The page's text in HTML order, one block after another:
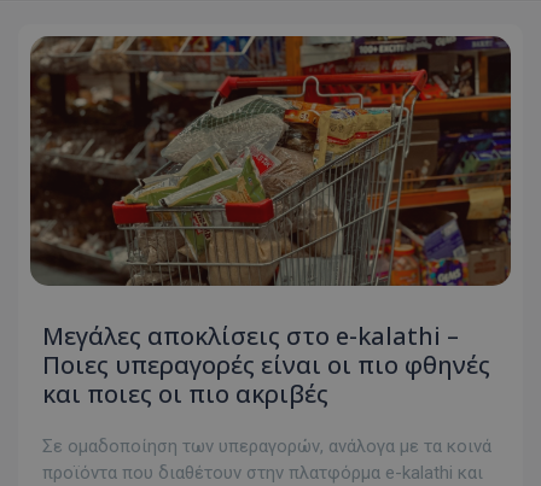
Μεγάλες αποκλίσεις στο e-kalathi –
Ποιες υπεραγορές είναι οι πιο φθηνές
και ποιες οι πιο ακριβές
Σε ομαδοποίηση των υπεραγορών, ανάλογα με τα κοινά
προϊόντα που διαθέτουν στην πλατφόρμα e-kalathi και